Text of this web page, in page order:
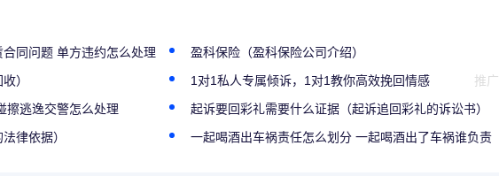
同问题 单方违约怎么处理
盈科保险（盈科保险公司介绍）
）
1对1私人专属倾诉，1对1教你高效挽回情感
推广
擦逃逸交警怎么处理
起诉要回彩礼需要什么证据（起诉追回彩礼的诉讼书）
律依据）
一起喝酒出车祸责任怎么划分 一起喝酒出了车祸谁负责